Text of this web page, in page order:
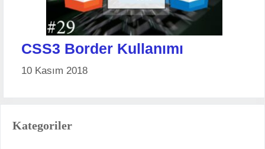
CSS3 Border Kullanımı
10 Kasım 2018
Kategoriler